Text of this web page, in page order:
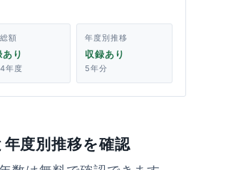
額
あり
年度
年度別推移
収録あり
5年分
度別推移を確認